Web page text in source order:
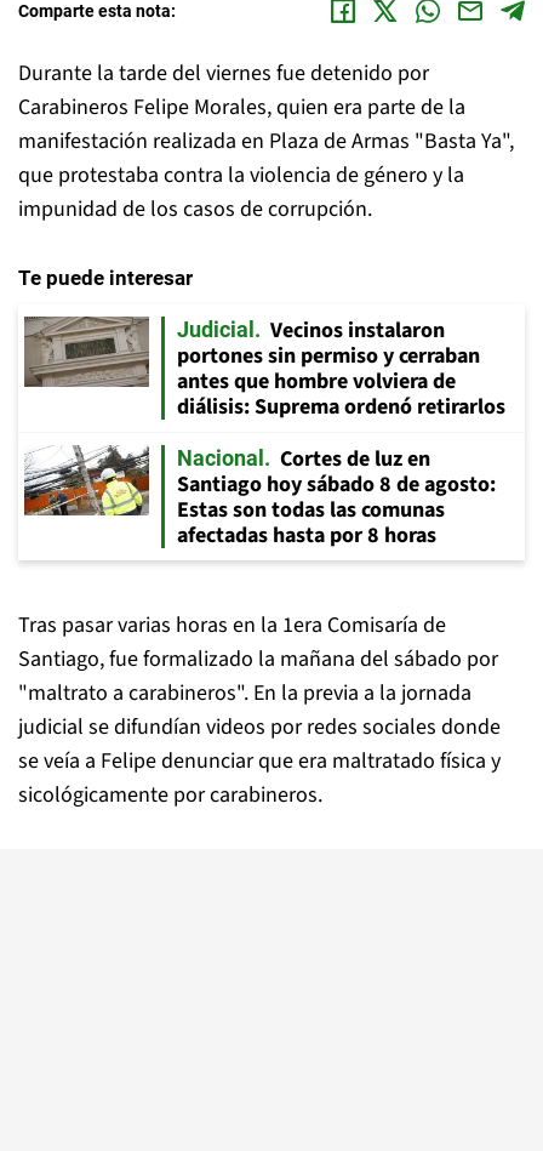
Comparte esta nota:
Durante la tarde del viernes fue detenido por
Carabineros Felipe Morales, quien era parte de la
manifestación realizada en Plaza de Armas "Basta Ya",
que protestaba contra la violencia de género y la
impunidad de los casos de corrupción.
Te puede interesar
Judicial
Vecinos instalaron
portones sin permiso y cerraban
antes que hombre volviera de
diálisis: Suprema ordenó retirarlos
Nacional
Cortes de luz en
Santiago hoy sábado 8 de agosto:
Estas son todas las comunas
afectadas hasta por 8 horas
Tras pasar varias horas en la 1era Comisaría de
Santiago, fue formalizado la mañana del sábado por
"maltrato a carabineros". En la previa a la jornada
judicial se difundían videos por redes sociales donde
se veía a Felipe denunciar que era maltratado física y
sicológicamente por carabineros.